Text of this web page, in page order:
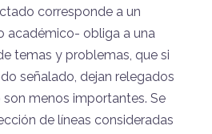
corresponde a un
académico- obliga a una
temas y problemas, que si
señalado, dejan relegados
menos importantes. Se
de líneas consideradas